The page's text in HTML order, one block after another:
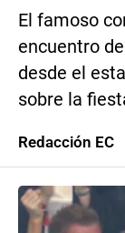
El famoso
encuentro
desde el
sobre la
Redacción EC